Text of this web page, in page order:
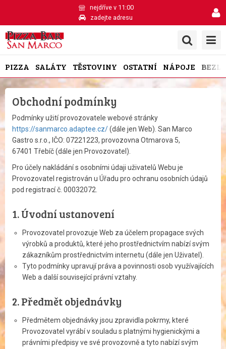
nejdříve v 11:00
zadejte adresu
PIZZA SALÁTY TĚSTOVINY OSTATNÍ NÁPOJE
Obchodní podmínky
Podmínky užití provozovatele webové stránky
https://sanmarco.adaptee.cz/(dále jen Web). San Marco
Gastro s.r.o., IČO: 07221223, provozovna Otmarova 5,
67401 Třebíč (dále jen Provozovatel).
Pro účely nakládání s osobními údaji uživatelů Webu je
Provozovatel registrován u Úřadu pro ochranu osobních údajů
pod registrací č. 00032072.
1. Úvodní ustanovení
Provozovatel provozuje Web za účelem propagace svých
výrobků a produktů, které jeho prostřed­nictvím nabízí svým
zákazníkům prostřednictvím internetu (dále jen Uživatel).
Tyto podmínky upravují práva a povinnosti osob využívajících
Web a další související právní vztahy.
2. Předmět objednávky
Předmětem objednávky jsou zpravidla pokrmy, které
Provozovatel vyrábí v souladu s platnými hygienickými a
právními předpisy ve své provozovně a tyto nabízí svým